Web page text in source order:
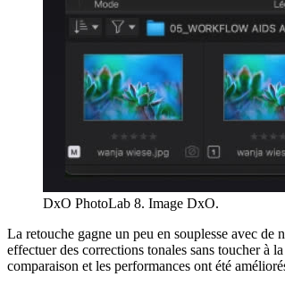
DxO PhotoLab 8. Image DxO.
La retouche gagne un peu en souplesse avec de
effectuer des corrections tonales sans toucher à
comparaison et les performances ont été